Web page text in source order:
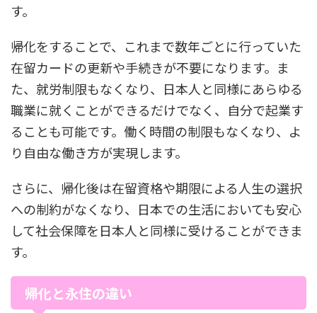
す。
帰化をすることで、これまで数年ごとに行っていた
在留カードの更新や手続きが不要になります。ま
た、就労制限もなくなり、日本人と同様にあらゆる
職業に就くことができるだけでなく、自分で起業す
ることも可能です。働く時間の制限もなくなり、よ
り自由な働き方が実現します。
さらに、帰化後は在留資格や期限による人生の選択
への制約がなくなり、日本での生活においても安心
して社会保障を日本人と同様に受けることができま
す。
帰化と永住の違い